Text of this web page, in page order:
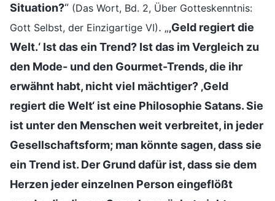
Situation?“ (Das Wort, Bd. 2, Über Gotteskenntnis:
Gott Selbst, der Einzigartige VI). „‚Geld regiert die
Welt.‘ Ist das ein Trend? Ist das im Vergleich zu
den Mode- und den Gourmet-Trends, die ihr
erwähnt habt, nicht viel mächtiger? ‚Geld
regiert die Welt‘ ist eine Philosophie Satans. Sie
ist unter den Menschen weit verbreitet, in jeder
Gesellschaftsform; man könnte sagen, dass sie
ein Trend ist. Der Grund dafür ist, dass sie dem
Herzen jeder einzelnen Person eingeflößt